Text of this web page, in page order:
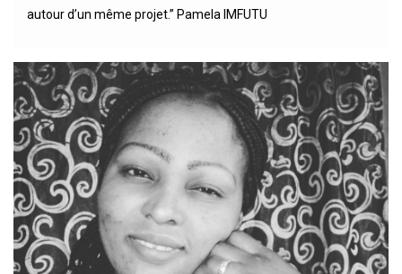
autour d’un même projet.” Pamela IMFUTU